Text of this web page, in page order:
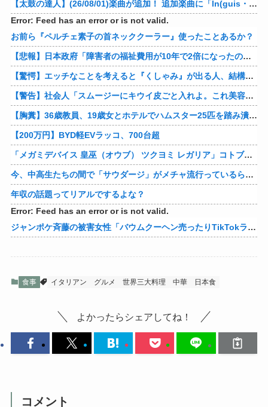
【太鼓の達人】(26/08/01)楽曲が追加！ 追加楽曲に「ln(guis・tics) / Sephid」「Remnath / ぺのれり」の2曲が登場！！
Error: Feed has an error or is not valid.
お前ら『ペルチェ素子の首ネッククーラー』使ったことあるか？
【悲報】日本政府「障害者の福祉費用が10年で2倍になったので抑制します」
【驚愕】エッチなことを考えると『くしゃみ』が出る人、結構いると判明
【警告】社会人「スムージーにキウイ皮ごと入れよ。これ美容にいいんだよね〜」→ 結果…
【胸糞】36歳教員、19歳女とホテルでハムスター25匹を踏み潰すなどして逮捕
【200万円】BYD軽EVラッコ、700台超
「メガミデバイス 皇巫（オウブ） ツクヨミ レガリア」コトブキヤデビュー…
今、中高生たちの間で「サウダージ」がメチャ流行っているらしい
年収の話題ってリアルでするよな？
Error: Feed has an error or is not valid.
ジャンポケ斉藤の被害女性「バウムクーヘン売ったりTikTokライブしててムカついたから示談しなかった」
食事 イタリアン グルメ 世界三大料理 中華 日本食
よかったらシェアしてね！
コメント